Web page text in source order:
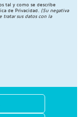
tal y como se describe
de Privacidad
(Su negativa
sus datos con la